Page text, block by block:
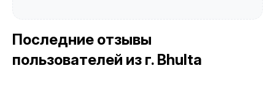
Последние отзывы
пользователей из г. Bhulta